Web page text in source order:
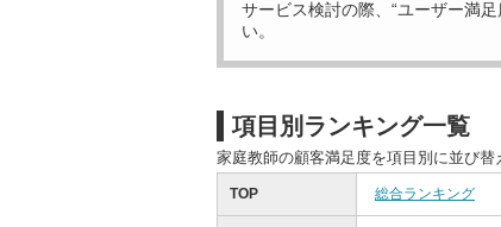
サービス検討の際、“ユーザー満
い。
項目別ランキング一覧
家庭教師の顧客満足度を項目別に並び替
TOP 総合ランキング